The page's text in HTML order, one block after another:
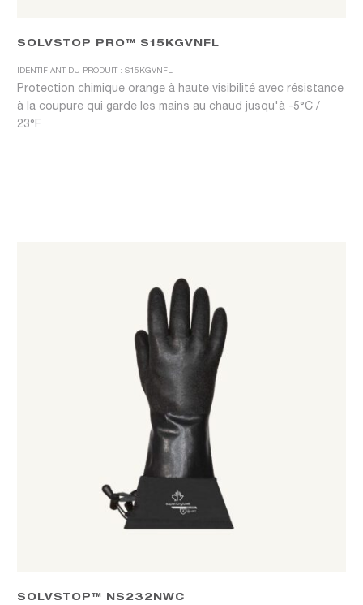
SOLVSTOP PRO™ S15KGVNFL
IDENTIFIANT DU PRODUIT : S15KGVNFL
Protection chimique orange à haute visibilité avec résistance
à la coupure qui garde les mains au chaud jusqu'à -5°C /
23°F
SOLVSTOP™ NS232NWC